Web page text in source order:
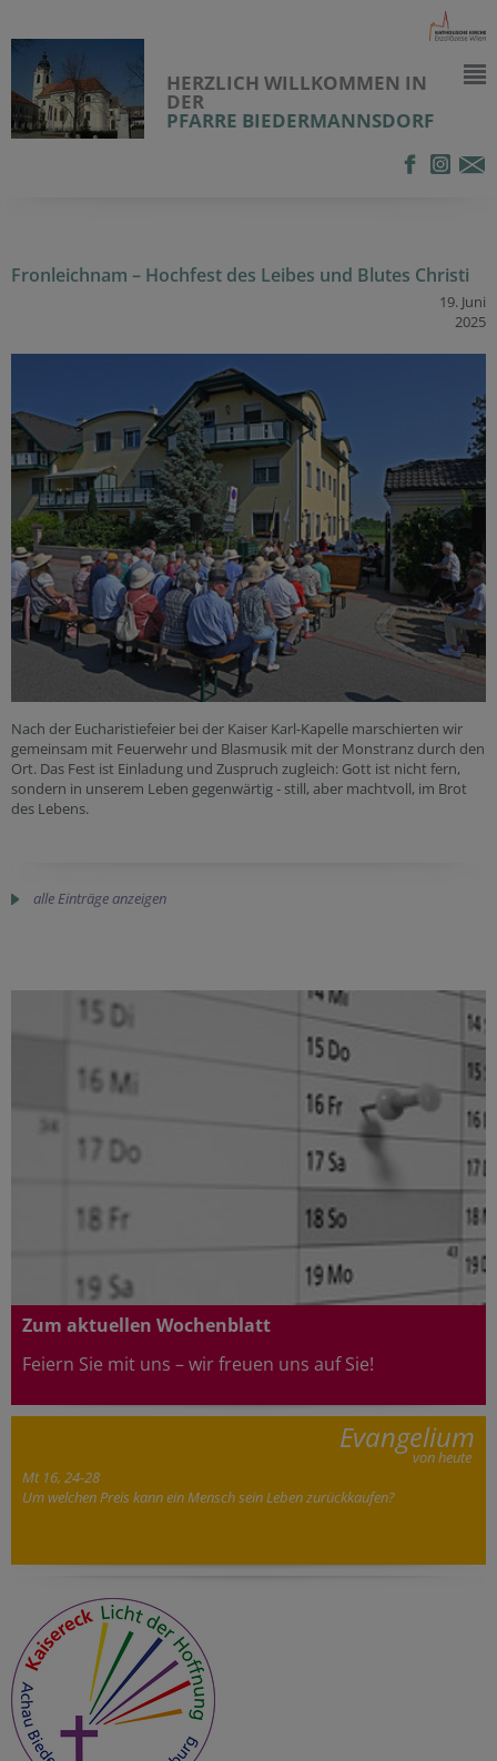
HERZLICH WILLKOMMEN IN
DER
PFARRE BIEDERMANNSDORF
Fronleichnam – Hochfest des Leibes und Blutes Christi
19. Juni
2025
Nach der Eucharistiefeier bei der Kaiser Karl-Kapelle marschierten wir
gemeinsam mit Feuerwehr und Blasmusik mit der Monstranz durch den
Ort. Das Fest ist Einladung und Zuspruch zugleich: Gott ist nicht fern,
sondern in unserem Leben gegenwärtig - still, aber machtvoll, im Brot
des Lebens.
alle Einträge anzeigen
Zum aktuellen Wochenblatt
Feiern Sie mit uns – wir freuen uns auf Sie!
Evangelium
von heute
Mt 16, 24-28
Um welchen Preis kann ein Mensch sein Leben zurückkaufen?